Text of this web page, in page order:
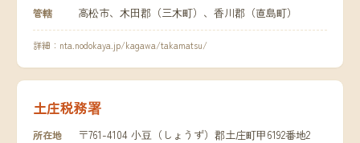
管轄 高松市、木田郡（三木町）、香川郡（直島町）
詳細： nta.nodokaya.jp/kagawa/takamatsu/
土庄税務署
所在地 〒761-4104 小豆（しょうず）郡土庄町甲6192番地2